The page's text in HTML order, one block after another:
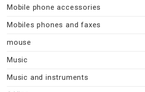
Mobile phone accessories
Mobiles phones and faxes
mouse
Music
Music and instruments